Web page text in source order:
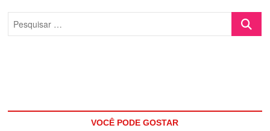
VOCÊ PODE GOSTAR